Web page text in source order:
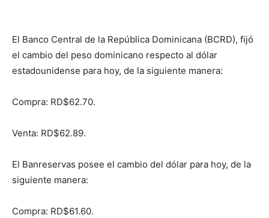
El Banco Central de la República Dominicana (BCRD), fijó
el cambio del peso dominicano respecto al dólar
estadounidense para hoy, de la siguiente manera:
Compra: RD$62.70.
Venta: RD$62.89.
El Banreservas posee el cambio del dólar para hoy, de la
siguiente manera:
Compra: RD$61.60.